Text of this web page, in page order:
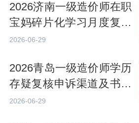
2026济南一级造价师在职
宝妈碎片化学习月度复习
计划安排
2026-06-29
2026青岛一级造价师学历
存疑复核申诉渠道及书面
材料模板
2026-06-29